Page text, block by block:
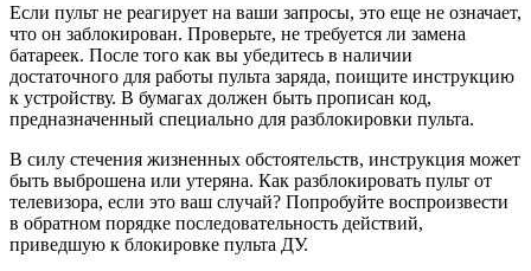
Если пульт не реагирует на ваши запросы, это еще не означает,
что он заблокирован. Проверьте, не требуется ли замена
батареек. После того как вы убедитесь в наличии
достаточного для работы пульта заряда, поищите инструкцию
к устройству. В бумагах должен быть прописан код,
предназначенный специально для разблокировки пульта.
В силу стечения жизненных обстоятельств, инструкция может
быть выброшена или утеряна. Как разблокировать пульт от
телевизора, если это ваш случай? Попробуйте воспроизвести
в обратном порядке последовательность действий,
приведшую к блокировке пульта ДУ.